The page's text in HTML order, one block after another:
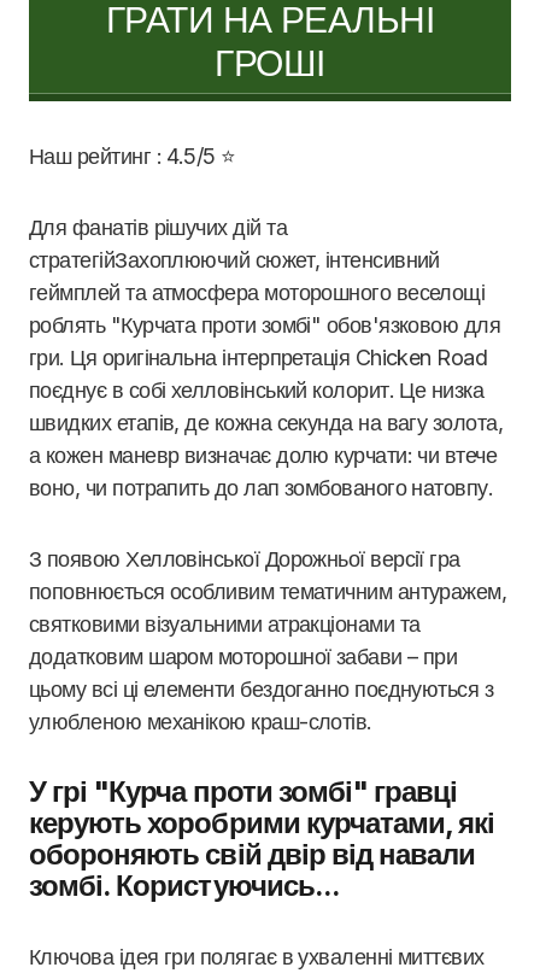
ГРАТИ НА РЕАЛЬНІ
ГРОШІ
Наш рейтинг : 4.5/5 ⭐
Для фанатів рішучих дій та
стратегійЗахоплюючий сюжет, інтенсивний
геймплей та атмосфера моторошного веселощі
роблять "Курчата проти зомбі" обов'язковою для
гри. Ця оригінальна інтерпретація Chicken Road
поєднує в собі хелловінський колорит. Це низка
швидких етапів, де кожна секунда на вагу золота,
а кожен маневр визначає долю курчати: чи втече
воно, чи потрапить до лап зомбованого натовпу.
З появою Хелловінської Дорожньої версії гра
поповнюється особливим тематичним антуражем,
святковими візуальними атракціонами та
додатковим шаром моторошної забави – при
цьому всі ці елементи бездоганно поєднуються з
улюбленою механікою краш-слотів.
У грі "Курча проти зомбі" гравці
керують хоробрими курчатами, які
обороняють свій двір від навали
зомбі. Користуючись...
Ключова ідея гри полягає в ухваленні миттєвих